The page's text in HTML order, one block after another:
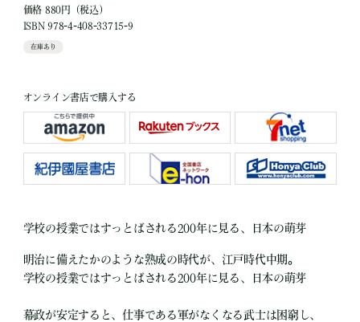
価格 880円（税込）
ISBN 978-4-408-33715-9
在庫あり
オンライン書店で購入する
学校の授業ではすっとばされる200年に見る、日本の萌芽
明治に備えたかのような熟成の時代が、江戸時代中期。
学校の授業ではすっとばされる200年に見る、日本の萌芽
幕政が安定すると、仕事である軍がなくなる武士は困窮し、